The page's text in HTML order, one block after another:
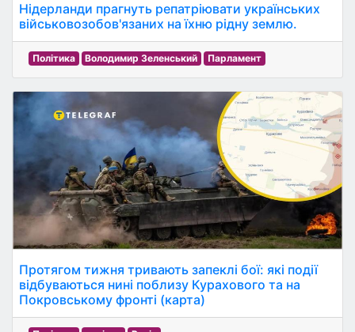
Нідерланди прагнуть репатріювати українських
військовозобов'язаних на їхню рідну землю.
Політика Володимир Зеленський Парламент
Протягом тижня тривають запеклі бої: які події
відбуваються нині поблизу Курахового та на
Покровському фронті (карта)